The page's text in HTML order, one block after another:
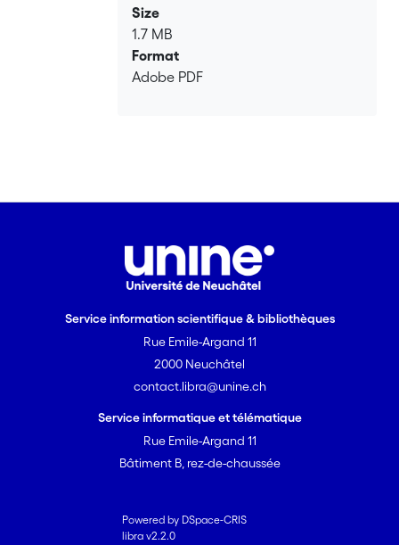
Size
1.7 MB
Format
Adobe PDF
Service information scientifique & bibliothèques
Rue Emile-Argand 11
2000 Neuchâtel
contact.libra@unine.ch
Service informatique et télématique
Rue Emile-Argand 11
Bâtiment B, rez-de-chaussée
Powered by DSpace-CRIS
libra v2.2.0